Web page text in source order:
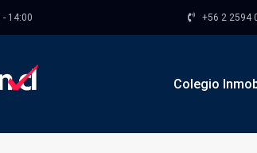
- 14:00 +56 2 2594
Colegio